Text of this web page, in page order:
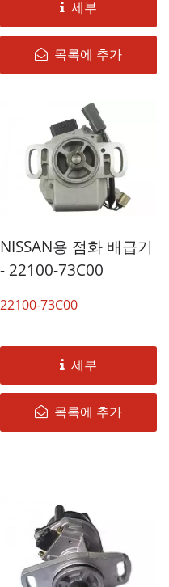
세부
목록에 추가
NISSAN용 점화 배급기
- 22100-73C00
22100-73C00
세부
목록에 추가